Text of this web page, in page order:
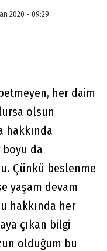
2020 - 09:29
her daim
olsun
hakkında
da
Çünkü beslenme
yaşam devam
hakkında her
çıkan bilgi
olduğum bu